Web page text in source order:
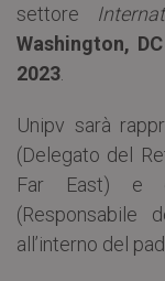
settore
Washington, DC
2023
Unipv sarà
(Delegato del
Far East) e
(Responsabile
all’interno del